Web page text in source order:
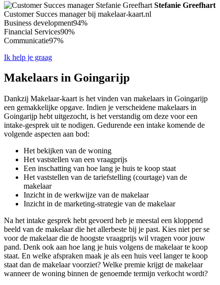
Stefanie Greefhart
Customer Succes manager bij makelaar-kaart.nl
Business development94%
Financial Services90%
Communicatie97%
Ik help je graag
Makelaars in Goingarijp
Dankzij Makelaar-kaart is het vinden van makelaars in Goingarijp
een gemakkelijke opgave. Indien je verscheidene makelaars in
Goingarijp hebt uitgezocht, is het verstandig om deze voor een
intake-gesprek uit te nodigen. Gedurende een intake komende de
volgende aspecten aan bod:
Het bekijken van de woning
Het vaststellen van een vraagprijs
Een inschatting van hoe lang je huis te koop staat
Het vaststellen van de tariefstelling (courtage) van de
makelaar
Inzicht in de werkwijze van de makelaar
Inzicht in de marketing-strategie van de makelaar
Na het intake gesprek hebt gevoerd heb je meestal een kloppend
beeld van de makelaar die het allerbeste bij je past. Kies niet per se
voor de makelaar die de hoogste vraagprijs wil vragen voor jouw
pand. Denk ook aan hoe lang je huis volgens de makelaar te koop
staat. En welke afspraken maak je als een huis veel langer te koop
staat dan de makelaar voorziet? Welke premie krijgt de makelaar
wanneer de woning binnen de genoemde termijn verkocht wordt?